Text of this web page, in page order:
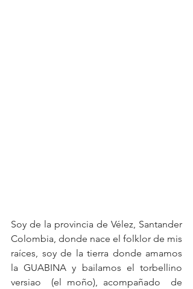
Soy de la provincia de Vélez, Santander
Colombia, donde nace el folklor de mis
raíces, soy de la tierra donde amamos
la GUABINA y bailamos el torbellino
versiao  (el moño), acompañado  de